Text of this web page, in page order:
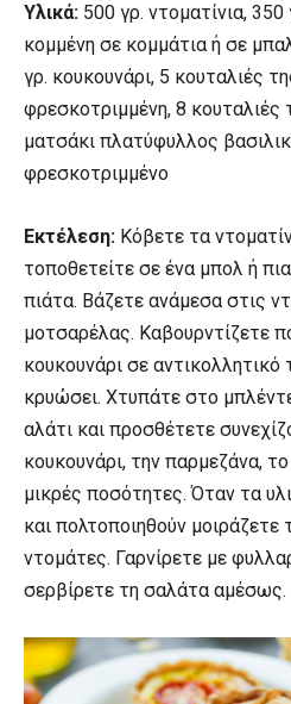
Υλικά: 500 γρ. ντοματίνια,
κομμένη σε κομμάτια ή σε
γρ. κουκουνάρι, 5 κουταλιές
φρεσκοτριμμένη, 8 κουταλιές
ματσάκι πλατύφυλλος
φρεσκοτριμμένο
Εκτέλεση: Κόβετε τα
τοποθετείτε σε ένα μπολ ή
πιάτα. Βάζετε ανάμεσα στις
μοτσαρέλας. Καβουρντίζετε
κουκουνάρι σε αντικολλητικό
κρυώσει. Χτυπάτε στο
αλάτι και προσθέτετε
κουκουνάρι, την παρμεζάνα,
μικρές ποσότητες. Όταν τα
και πολτοποιηθούν
ντομάτες. Γαρνίρετε με
σερβίρετε τη σαλάτα αμέσως.